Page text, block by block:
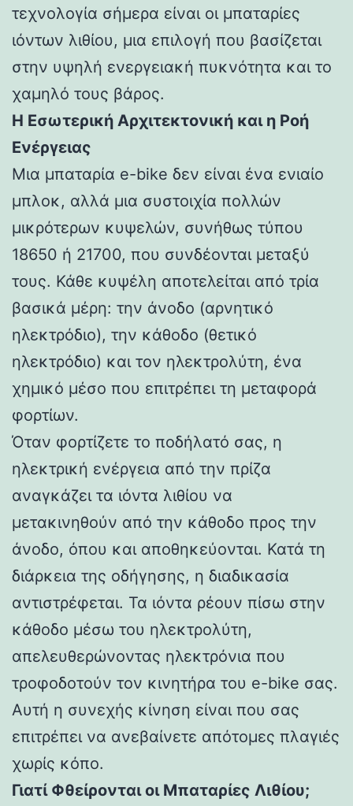
τεχνολογία σήμερα είναι οι μπαταρίες
ιόντων λιθίου, μια επιλογή που βασίζεται
στην υψηλή ενεργειακή πυκνότητα και το
χαμηλό τους βάρος.
Η Εσωτερική Αρχιτεκτονική και η Ροή
Ενέργειας
Μια μπαταρία e-bike δεν είναι ένα ενιαίο
μπλοκ, αλλά μια συστοιχία πολλών
μικρότερων κυψελών, συνήθως τύπου
18650 ή 21700, που συνδέονται μεταξύ
τους. Κάθε κυψέλη αποτελείται από τρία
βασικά μέρη: την άνοδο (αρνητικό
ηλεκτρόδιο), την κάθοδο (θετικό
ηλεκτρόδιο) και τον ηλεκτρολύτη, ένα
χημικό μέσο που επιτρέπει τη μεταφορά
φορτίων.
Όταν φορτίζετε το ποδήλατό σας, η
ηλεκτρική ενέργεια από την πρίζα
αναγκάζει τα ιόντα λιθίου να
μετακινηθούν από την κάθοδο προς την
άνοδο, όπου και αποθηκεύονται. Κατά τη
διάρκεια της οδήγησης, η διαδικασία
αντιστρέφεται. Τα ιόντα ρέουν πίσω στην
κάθοδο μέσω του ηλεκτρολύτη,
απελευθερώνοντας ηλεκτρόνια που
τροφοδοτούν τον κινητήρα του e-bike σας.
Αυτή η συνεχής κίνηση είναι που σας
επιτρέπει να ανεβαίνετε απότομες πλαγιές
χωρίς κόπο.
Γιατί Φθείρονται οι Μπαταρίες Λιθίου;